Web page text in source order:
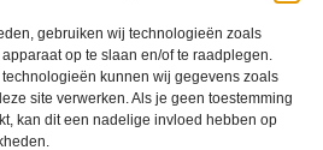
gebruiken wij technologieën zoals
op te slaan en/of te raadplegen.
kunnen wij gegevens zoals
site verwerken. Als je geen toestemming
kan dit een nadelige invloed hebben op